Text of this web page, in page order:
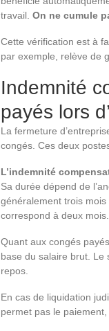
travail. On ne cumule
Cette vérification est à
par exemple, relève de
Indemnité
payés lors
La fermeture
congés. Ces deux
L’indemnité
Sa durée dépend de
généralement trois
correspond à deux mois.
Quant aux congés
base du salaire brut. Le
repos.
En cas de liquidation
permet pas le